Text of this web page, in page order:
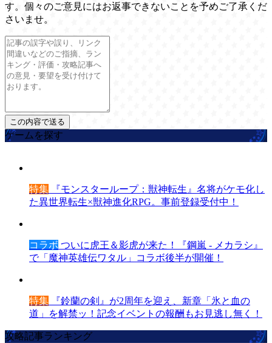
す。個々のご意見にはお返事できないことを予めご了承くだ
さいませ。
ゲームを探す
特集 『モンスターループ：獣神転生』名将がケモ化し
た異世界転生×獣神進化RPG。事前登録受付中！
コラボ ついに虎王＆影虎が来た！『鋼嵐 - メカラシ』
で「魔神英雄伝ワタル」コラボ後半が開催！
特集 『鈴蘭の剣』が2周年を迎え、新章「氷と血の
道」を解禁ッ！記念イベントの報酬もお見逃し無く！
攻略記事ランキング